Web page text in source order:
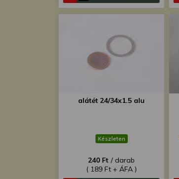
alátét 24/34x1.5 alu
Készleten
240 Ft / darab
( 189 Ft + ÁFA )